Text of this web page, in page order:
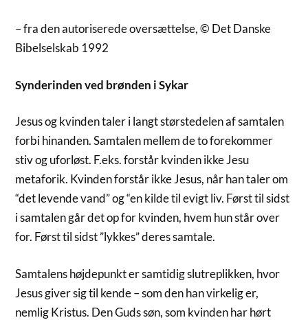
– fra den autoriserede oversættelse, © Det Danske
Bibelselskab 1992
Synderinden ved brønden i Sykar
Jesus og kvinden taler i langt størstedelen af samtalen
forbi hinanden. Samtalen mellem de to forekommer
stiv og uforløst. F.eks. forstår kvinden ikke Jesu
metaforik. Kvinden forstår ikke Jesus, når han taler om
“det levende vand” og “en kilde til evigt liv. Først til sidst
i samtalen går det op for kvinden, hvem hun står over
for. Først til sidst ”lykkes” deres samtale.
Samtalens højdepunkt er samtidig slutreplikken, hvor
Jesus giver sig til kende – som den han virkelig er,
nemlig Kristus. Den Guds søn, som kvinden har hørt